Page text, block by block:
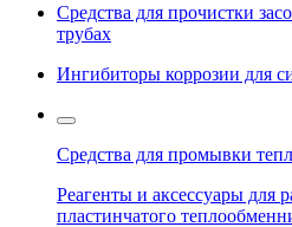
Средства для прочистки
трубах
Ингибиторы коррозии для
Средства для промывки
Реагенты и аксессуары для
пластинчатого